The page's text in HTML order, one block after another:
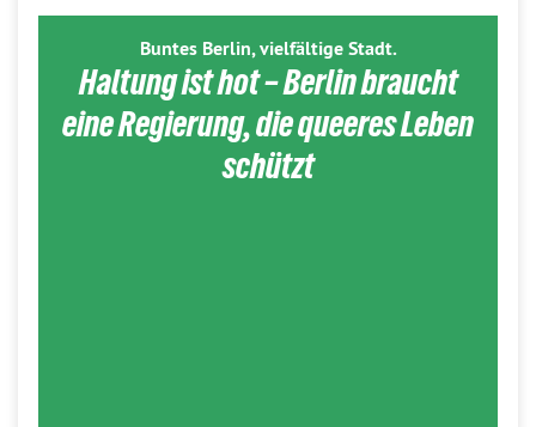
Buntes Berlin, vielfältige Stadt.
Haltung ist hot – Berlin braucht
eine Regierung, die queeres Leben
schützt